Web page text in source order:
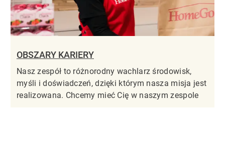
OBSZARY KARIERY
Nasz zespół to różnorodny wachlarz środowisk,
myśli i doświadczeń, dzięki którym nasza misja jest
realizowana. Chcemy mieć Cię w naszym zespole